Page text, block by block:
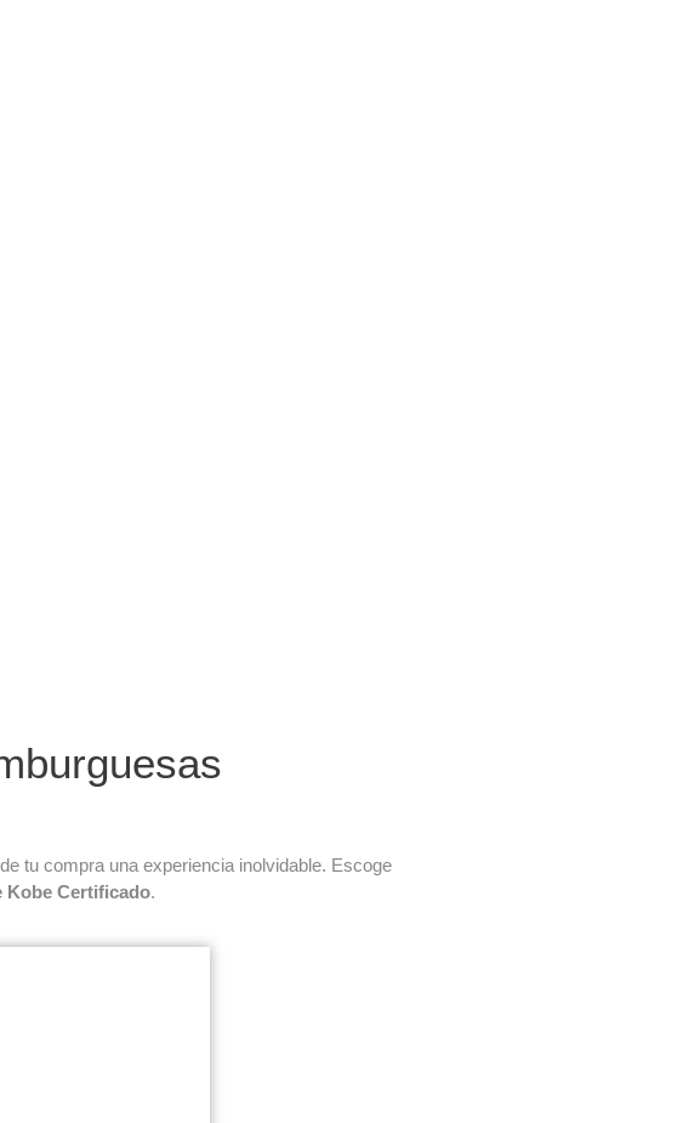
tu compra una experiencia inolvidable. Escoge
Kobe Certificado.